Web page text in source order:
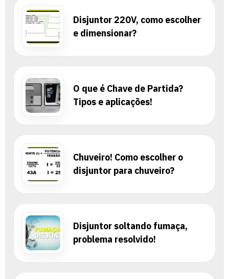
Disjuntor 220V, como escolher
e dimensionar?
O que é Chave de Partida?
Tipos e aplicações!
Chuveiro! Como escolher o
disjuntor para chuveiro?
Disjuntor soltando fumaça,
problema resolvido!